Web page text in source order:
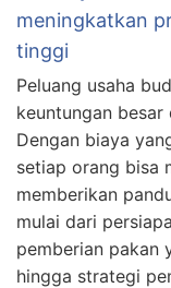
meningkatkan
tinggi
Peluang usaha
keuntungan
Dengan biaya
setiap orang bisa
memberikan
mulai dari
pemberian pakan
hingga strategi